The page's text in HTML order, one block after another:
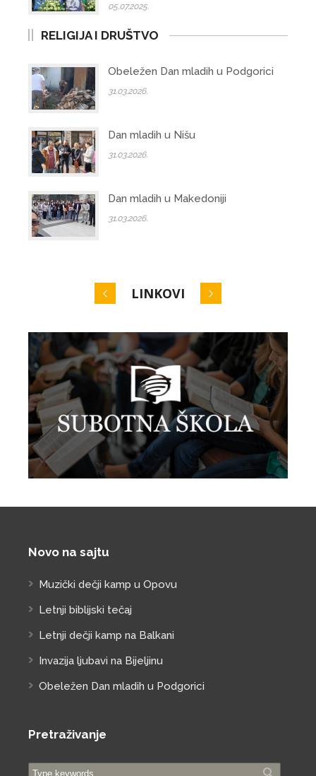
05.07.2025.
RELIGIJA I DRUŠTVO
Obeležen Dan mladih u Podgorici
31.03.2026.
Dan mladih u Nišu
31.03.2026.
Dan mladih u Makedoniji
31.03.2026.
LINKOVI
Novo na sajtu
Muzički dečji kamp u Opovu
Letnji biblijski tečaj
Letnji dečji kamp na Balkani
Invazija ljubavi na Bijeljinu
Obeležen Dan mladih u Podgorici
Pretraživanje